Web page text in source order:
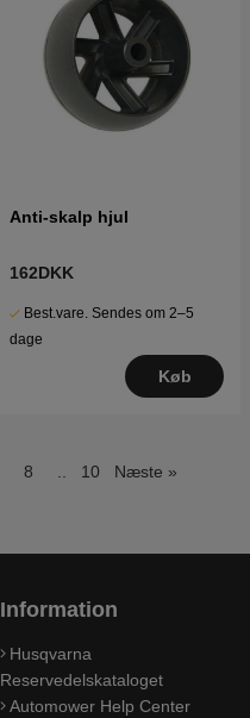
Anti-skalp hjul
162DKK
Best.vare. Sendes om 2–5
dage
Køb
8 .. 10 Næste »
Information
Husqvarna
Reservedelskataloget
Automower Help Center